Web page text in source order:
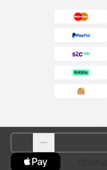
| فساتين السهرة اونلاين